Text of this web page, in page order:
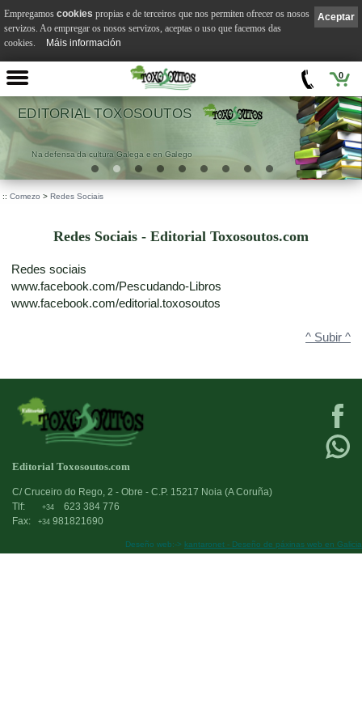
0
EDITORIAL TOXOSOUTOS
Na defensa da cultura Galega e en Galego
:: Comezo > Redes Sociais
Redes Sociais - Editorial Toxosoutos.com
Redes sociais
www.facebook.com/Pescudando-Libros
www.facebook.com/editorial.toxosoutos
^ Subir ^
Editorial Toxosoutos.com
C/ Cruceiro do Rego, 2 - Obre - C.P. 15217 Noia (A Coruña)
Tlf:
+34
623 384 776
Fax:
+34 981821690
Deseño web:-> kantaronet - Deseño de páxinas web en Galicia
Aceptar
Empregamos cookies propias e de terceiros que nos permiten ofrecer os nosos
servizos. Ao empregar os nosos servizos, aceptas o uso que facemos das
cookies.
Máis información